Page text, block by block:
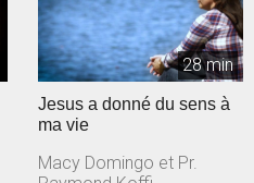
28 min
Jesus a donné du sens à
ma vie
Macy Domingo et Pr.